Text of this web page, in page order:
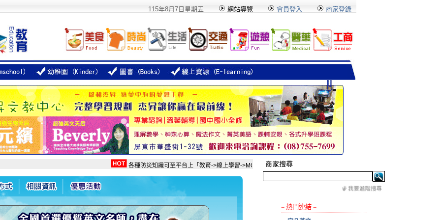
115年8月7日星期五 網站導覽 會員登入 商家登錄
各種防災知識可至平台上「教育->線上學習->MOE防災教育數位平台」或「生活->生活知識(畫面右下角)」觀看，歡迎
= 熱門連結 =